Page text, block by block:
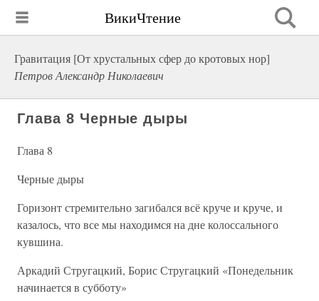
ВикиЧтение
Гравитация [От хрустальных сфер до кротовых нор]
Петров Александр Николаевич
Глава 8 Черные дыры
Глава 8
Черные дыры
Горизонт стремительно загибался всё круче и круче, и
казалось, что все мы находимся на дне колоссального
кувшина.
Аркадий Стругацкий, Борис Стругацкий «Понедельник
начинается в субботу»